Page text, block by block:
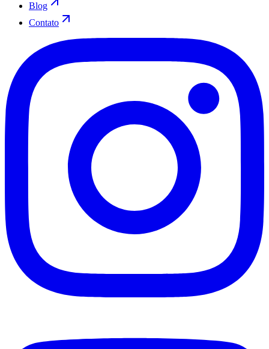
Blog
Contato